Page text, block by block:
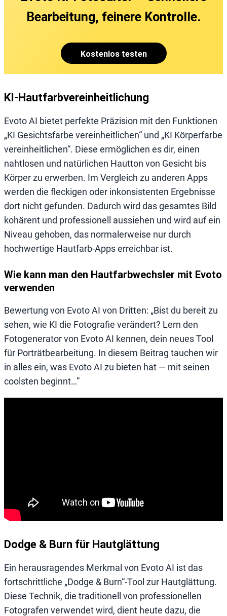
Bearbeitung, feinere Kontrolle.
Kostenlos testen
KI-Hautfarbvereinheitlichung
Evoto AI bietet perfekte Präzision mit den Funktionen
„KI Gesichtsfarbe vereinheitlichen“ und „KI Körperfarbe
vereinheitlichen“. Diese ermöglichen es dir, einen
nahtlosen und natürlichen Hautton von Gesicht bis
Körper zu erwerben. Im Vergleich zu anderen Apps
werden die fleckigen oder inkonsistenten Ergebnisse
dort nicht gefunden. Dadurch wird das gesamtes Bild
kohärent und professionell aussiehen und wird auf ein
Niveau gehoben, das normalerweise nur durch
hochwertige Hautfarb-Apps erreichbar ist.
Wie kann man den Hautfarbwechsler mit Evoto
verwenden
Bewertung von Evoto AI von Dritten: „Bist du bereit zu
sehen, wie KI die Fotografie verändert? Lern den
Fotogenerator von Evoto AI kennen, dein neues Tool
für Porträtbearbeitung. In diesem Beitrag tauchen wir
in alles ein, was Evoto AI zu bieten hat — mit seinen
coolsten beginnt…”
Dodge & Burn für Hautglättung
Ein herausragendes Merkmal von Evoto AI ist das
fortschrittliche „Dodge & Burn“-Tool zur Hautglättung.
Diese Technik, die traditionell von professionellen
Fotografen verwendet wird, dient heute dazu, die